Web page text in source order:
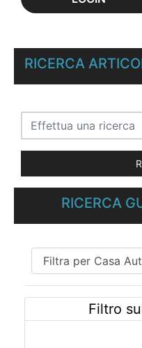
RICERCA
RICERCA
Filtro